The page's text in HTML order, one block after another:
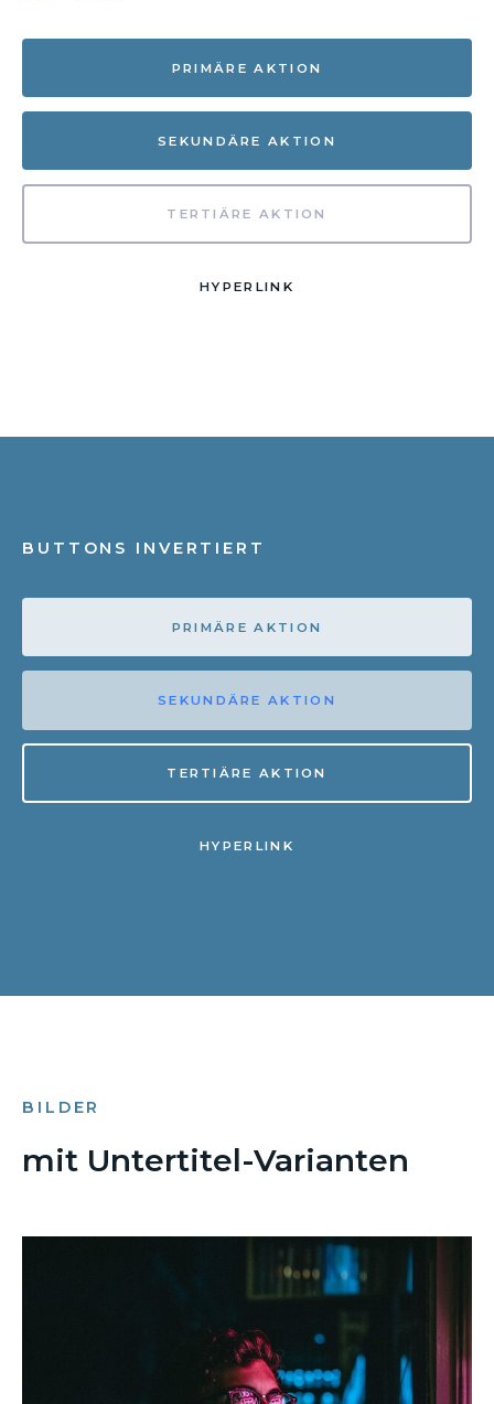
PRIMÄRE AKTION
SEKUNDÄRE AKTION
TERTIÄRE AKTION
HYPERLINK
BUTTONS INVERTIERT
PRIMÄRE AKTION
SEKUNDÄRE AKTION
TERTIÄRE AKTION
HYPERLINK
BILDER
mit Untertitel-Varianten